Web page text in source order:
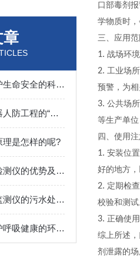
章
生物报警器一款守护生命安全的科技哨兵
口部丙种射线报警器人防工程的“核生化”哨兵
理是怎样的呢?
学校人防空气质量检测仪的优势及监测方案
污水处理人防染毒监测仪的污水处理常规化验操作
空气质量检测仪守护呼吸健康的环境哨兵
口部毒剂
学物质时
三、应用
1. 战场环
2. 工业场
预警，为
3. 公共场
等生产单
四、使用
1. 安装位
好的地方
2. 定期检
校验和测
3. 正确使
综上所述
剂泄露的